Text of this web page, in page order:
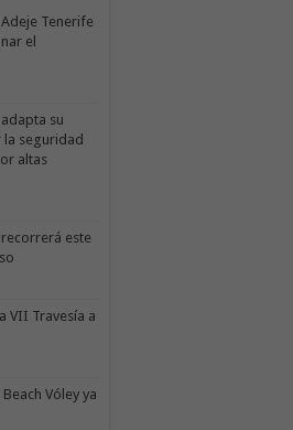
Tenerife
el
su
seguridad
altas
este
VII Travesía a
Vóley ya